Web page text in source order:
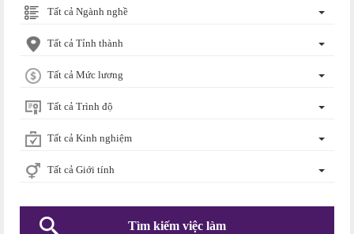
Tất cả Ngành nghề
Tất cả Tỉnh thành
Tất cả Mức lương
Tất cả Trình độ
Tất cả Kinh nghiệm
Tất cả Giới tính